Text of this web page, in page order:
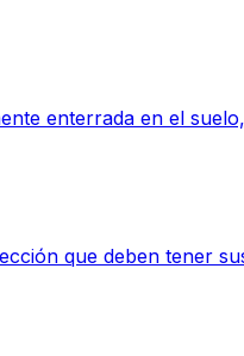
enterrada en el
que deben tener